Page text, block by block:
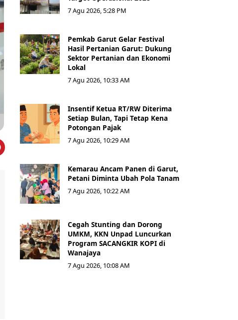
7 Agu 2026, 5:28 PM
Pemkab Garut Gelar Festival
Hasil Pertanian Garut: Dukung
Sektor Pertanian dan Ekonomi
Lokal
7 Agu 2026, 10:33 AM
Insentif Ketua RT/RW Diterima
Setiap Bulan, Tapi Tetap Kena
Potongan Pajak
7 Agu 2026, 10:29 AM
Kemarau Ancam Panen di Garut,
Petani Diminta Ubah Pola Tanam
7 Agu 2026, 10:22 AM
Cegah Stunting dan Dorong
UMKM, KKN Unpad Luncurkan
Program SACANGKIR KOPI di
Wanajaya
7 Agu 2026, 10:08 AM